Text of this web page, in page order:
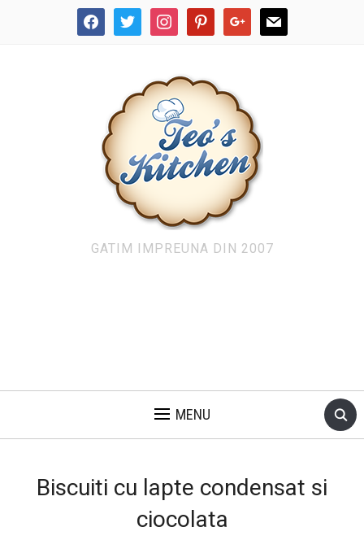
facebooktwitter instagrampinterestgoogle mail
GATIM IMPREUNA DIN 2007
MENU
Biscuiti cu lapte condensat si
ciocolata